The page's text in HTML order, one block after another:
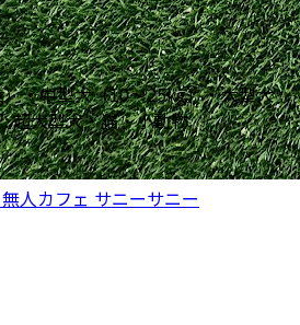
人カフェ サニーサニー
・中型犬（10〜25kg）・大型犬
超大型犬・猫・小動物